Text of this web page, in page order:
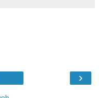
›